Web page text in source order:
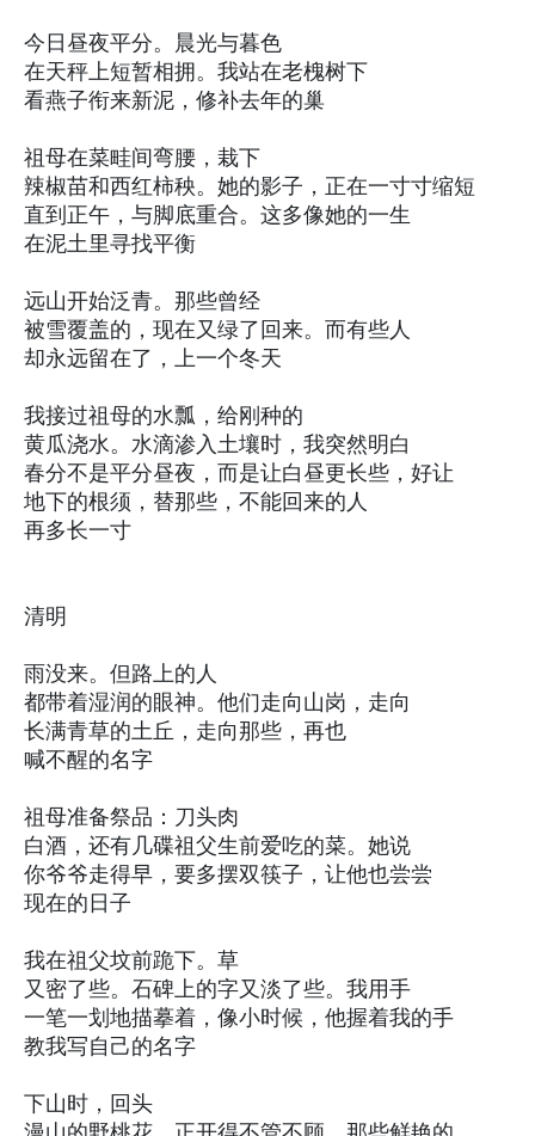
今日昼夜平分。晨光与暮色
在天秤上短暂相拥。我站在老槐树下
看燕子衔来新泥，修补去年的巢
祖母在菜畦间弯腰，栽下
辣椒苗和西红柿秧。她的影子，正在一寸寸缩短
直到正午，与脚底重合。这多像她的一生
在泥土里寻找平衡
远山开始泛青。那些曾经
被雪覆盖的，现在又绿了回来。而有些人
却永远留在了，上一个冬天
我接过祖母的水瓢，给刚种的
黄瓜浇水。水滴渗入土壤时，我突然明白
春分不是平分昼夜，而是让白昼更长些，好让
地下的根须，替那些，不能回来的人
再多长一寸
清明
雨没来。但路上的人
都带着湿润的眼神。他们走向山岗，走向
长满青草的土丘，走向那些，再也
喊不醒的名字
祖母准备祭品：刀头肉
白酒，还有几碟祖父生前爱吃的菜。她说
你爷爷走得早，要多摆双筷子，让他也尝尝
现在的日子
我在祖父坟前跪下。草
又密了些。石碑上的字又淡了些。我用手
一笔一划地描摹着，像小时候，他握着我的手
教我写自己的名字
下山时，回头